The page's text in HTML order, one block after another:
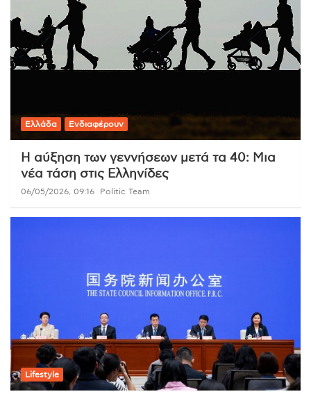
Ελλάδα Ενδιαφέρουν
Η αύξηση των γεννήσεων μετά τα 40: Μια
νέα τάση στις Ελληνίδες
06/05/2026, 09:16 Politic Team
Lifestyle